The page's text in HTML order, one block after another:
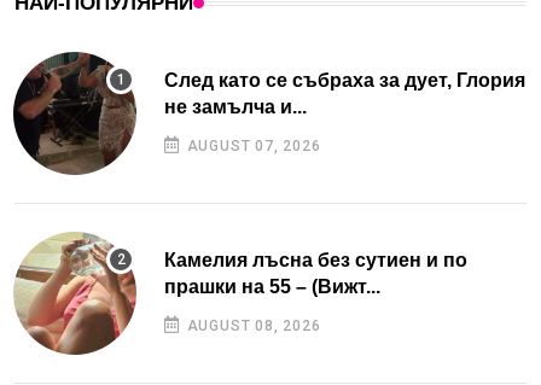
След като се събраха за дует, Глория
не замълча и...
AUGUST 07, 2026
Камелия лъсна без сутиен и по
прашки на 55 – (Вижт...
AUGUST 08, 2026